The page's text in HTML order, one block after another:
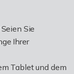
Sie
Ihrer
Tablet und dem